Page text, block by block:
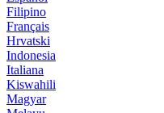
Filipino
Français
Hrvatski
Indonesia
Italiana
Kiswahili
Magyar